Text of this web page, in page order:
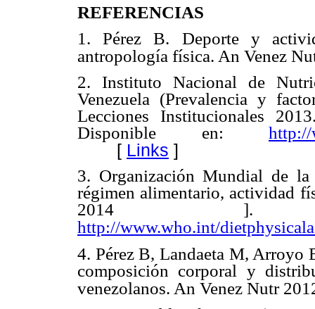
REFERENCIAS
1. Pérez B. Deporte y
antropología física. An Venez
2. Instituto Nacional de
Venezuela (Prevalencia y
Lecciones Institucionales
Disponible en: http://
[ Links ]
3. Organización Mundial de
régimen alimentario, actividad
2014 ].
http://www.who.int/
4. Pérez B, Landaeta M, Arroyo
composición corporal y
venezolanos. An Venez Nutr